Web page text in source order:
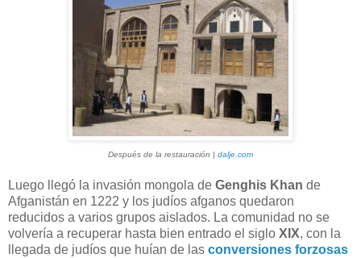
Después de la restauración | dalje.com
Luego llegó la invasión mongola de Genghis Khan de
Afganistán en 1222 y los judíos afganos quedaron
reducidos a varios grupos aislados. La comunidad no se
volvería a recuperar hasta bien entrado el siglo XIX, con la
llegada de judíos que huían de las conversiones forzosas